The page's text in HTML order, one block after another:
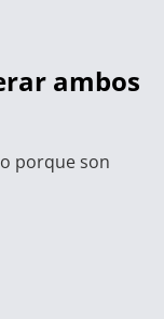
ambos
porque son